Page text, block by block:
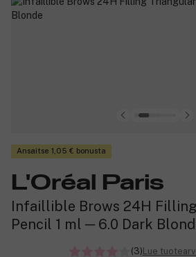
Ansaitse 1,05 € bonusta
L'Oréal Paris
Infaillible Brows 24H
Pencil 1 ml ─ 6.0 Dark
(3)Lue